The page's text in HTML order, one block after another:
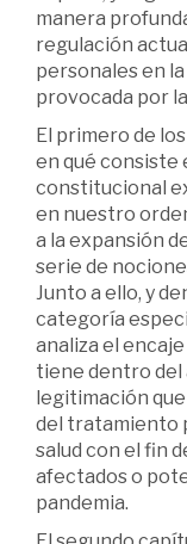
manera
regulación
personales en
provocada por la
El primero de
en qué consiste
constitucional
en nuestro
a la expansión
serie de
Junto a ello, y
categoría
analiza el
tiene dentro del
legitimación
del tratamiento
salud con el fin
afectados o
pandemia.